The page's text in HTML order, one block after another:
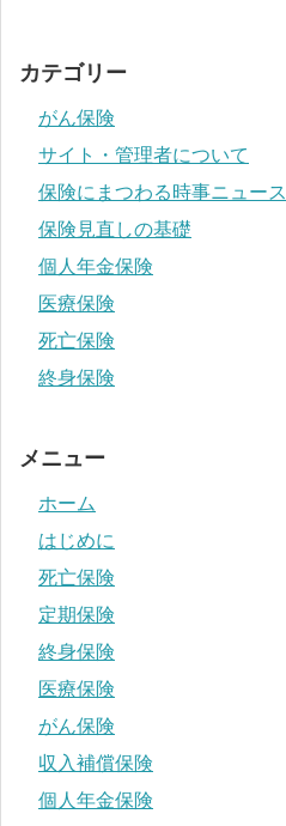
カテゴリー
がん保険
サイト・管理者について
保険にまつわる時事ニュース
保険見直しの基礎
個人年金保険
医療保険
死亡保険
終身保険
メニュー
ホーム
はじめに
死亡保険
定期保険
終身保険
医療保険
がん保険
収入補償保険
個人年金保険